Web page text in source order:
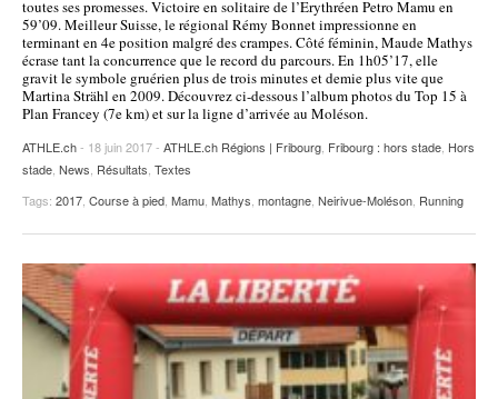
POURQUOI ATHLE.CH ?
ATHLE.CH RÉGIONS | VAUD
HIGHLIGHTS
LIVRES
toutes ses promesses. Victoire en solitaire de l’Erythréen Petro Mamu en
59’09. Meilleur Suisse, le régional Rémy Bonnet impressionne en
terminant en 4e position malgré des crampes. Côté féminin, Maude Mathys
écrase tant la concurrence que le record du parcours. En 1h05’17, elle
gravit le symbole gruérien plus de trois minutes et demie plus vite que
Martina Strähl en 2009. Découvrez ci-dessous l’album photos du Top 15 à
Plan Francey (7e km) et sur la ligne d’arrivée au Moléson.
ATHLE.ch- 18 juin 2017 - ATHLE.ch Régions | Fribourg Fribourg : hors stade Hors
stade News Résultats Textes
Tags: 2017 Course à pied Mamu Mathys montagne Neirivue-Moléson Running